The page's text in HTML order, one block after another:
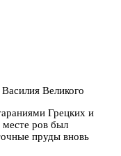
Великого
Грецких и
ров был
пруды вновь